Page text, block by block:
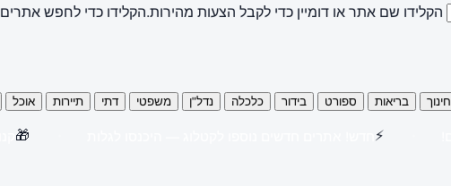
הקלידו שם אתר או דומיין כדי לקבל הצעות מהירות.הקלידו כדי לחפש אתרים
חינוך בריאות ספורט בידור כלכלה נדל"ן משפטי דתי תיירות אוכל
⚡
🎁